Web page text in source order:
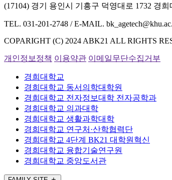
(17104) 경기 용인시 기흥구 덕영대로 1732 경
TEL. 031-201-2748 / E-MAIL.
COPARIGHT (C) 2024 ABK21 ALL RIGHTS
개인정보정책 이용약관 이메일무단수집거부
경희대학교
경희대학교 동서의학대학원
경희대학교 전자정보대학 전자공학과
경희대학교 의과대학
경희대학교 생활과학대학
경희대학교 연구처·산학협력단
경희대학교 4단계 BK21 대학원혁신
경희대학교 융합기술연구원
경희대학교 중앙도서관